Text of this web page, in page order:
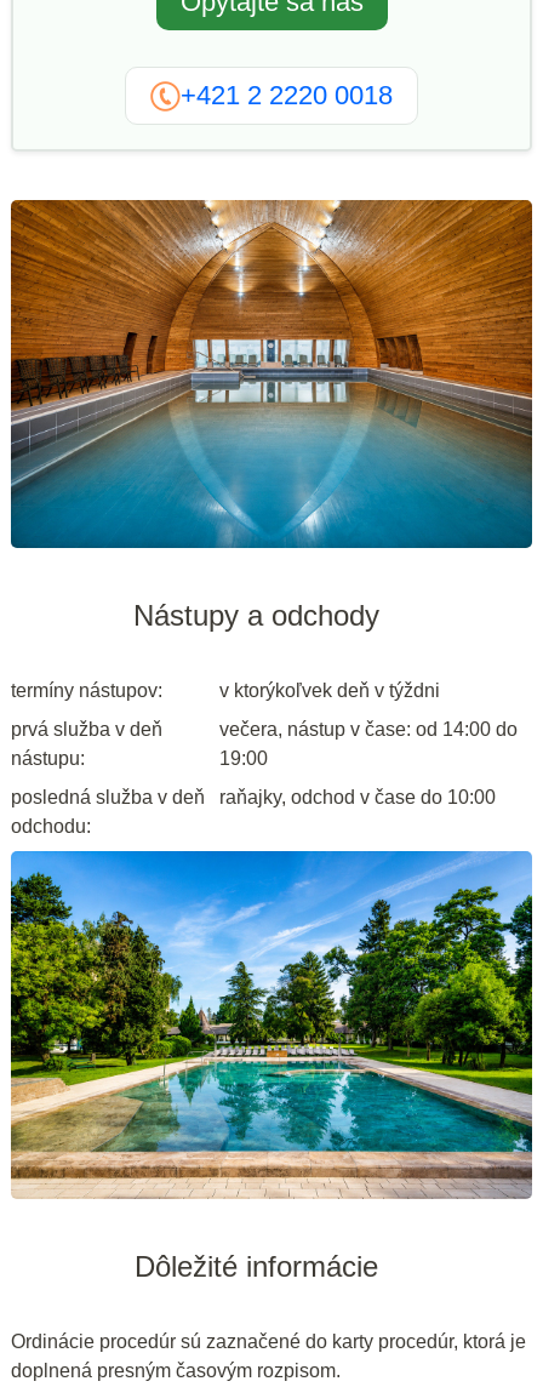
+421 2 2220 0018
Nástupy a odchody
termíny nástupov:
v ktorýkoľvek deň v týždni
prvá služba v deň
nástupu:
večera, nástup v čase: od 14:00 do
19:00
posledná služba v deň
odchodu:
raňajky, odchod v čase do 10:00
Dôležité informácie
Ordinácie procedúr sú zaznačené do karty procedúr, ktorá je
doplnená presným časovým rozpisom.